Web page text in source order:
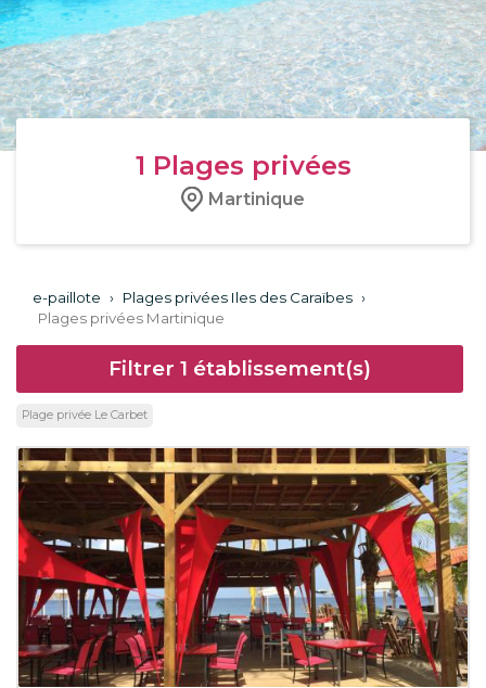
1 Plages privées
Martinique
e-paillote › Plages privées Iles des Caraïbes ›
Plages privées Martinique
Filtrer 1 établissement(s)
Plage privée Le Carbet